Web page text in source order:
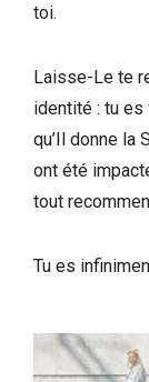
toi.
Laisse-Le te
identité : tu
qu’Il donne la
ont été
tout
Tu es